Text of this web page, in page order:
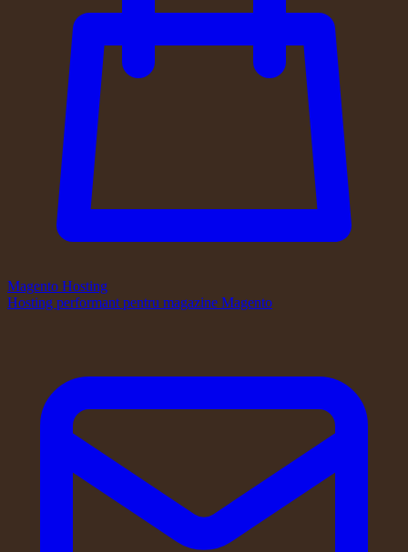
Magento Hosting
Hosting performant pentru magazine Magento